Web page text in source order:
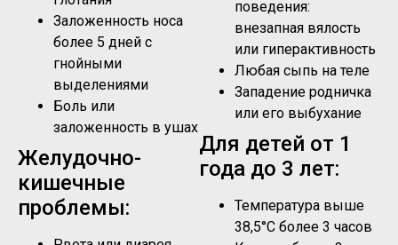
Заложенность носа
более 5 дней с
гнойными
выделениями
Боль или
заложенность в ушах
Желудочно-
кишечные
проблемы:
поведения:
внезапная вялость
или гиперактивность
Любая сыпь на теле
Западение родничка
или его выбухание
Для детей от 1
года до 3 лет:
Температура выше
38,5°C более 3 часов